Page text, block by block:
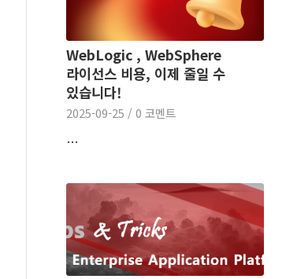
WebLogic , WebSphere
라이선스 비용, 이제 줄일 수
있습니다!
2025-09-25 / 0 코멘트
…